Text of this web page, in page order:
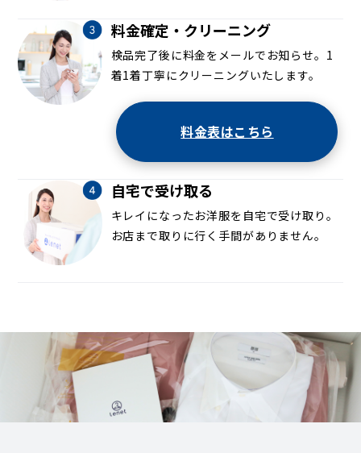
料金確定・クリーニング
検品完了後に料金をメールでお知らせ。1
着1着丁寧にクリーニングいたします。
料金表はこちら
自宅で受け取る
キレイになったお洋服を自宅で受け取り。
お店まで取りに行く手間がありません。